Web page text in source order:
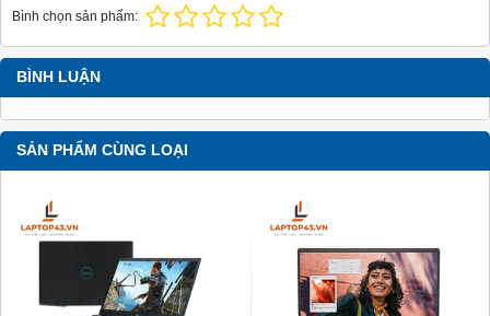
Bình chọn sản phẩm:
BÌNH LUẬN
SẢN PHẨM CÙNG LOẠI